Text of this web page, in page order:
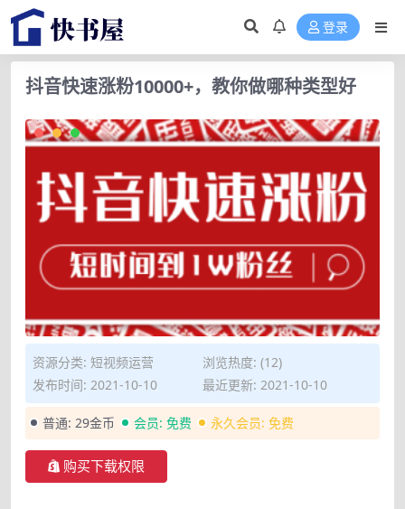
登录
抖音快速涨粉10000+，教你做哪种类型好
资源分类: 短视频运营
浏览热度: (12)
发布时间: 2021-10-10
最近更新: 2021-10-10
普通: 29金币 会员: 免费 永久会员: 免费
购买下载权限